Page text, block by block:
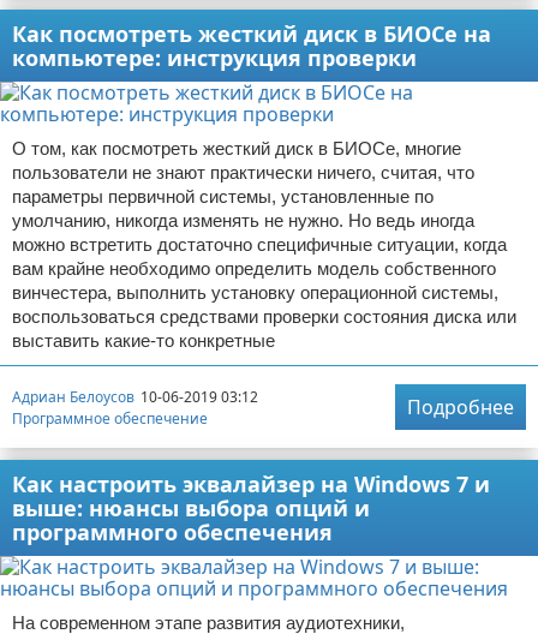
Как посмотреть жесткий диск в БИОСе на
компьютере: инструкция проверки
О том, как посмотреть жесткий диск в БИОСе, многие
пользователи не знают практически ничего, считая, что
параметры первичной системы, установленные по
умолчанию, никогда изменять не нужно. Но ведь иногда
можно встретить достаточно специфичные ситуации, когда
вам крайне необходимо определить модель собственного
винчестера, выполнить установку операционной системы,
воспользоваться средствами проверки состояния диска или
выставить какие-то конкретные
Адриан Белоусов 10-06-2019 03:12
Программное обеспечение
Подробнее
Как настроить эквалайзер на Windows 7 и
выше: нюансы выбора опций и
программного обеспечения
На современном этапе развития аудиотехники,